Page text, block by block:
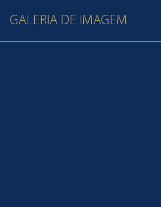
GALERIA DE IMAGEM